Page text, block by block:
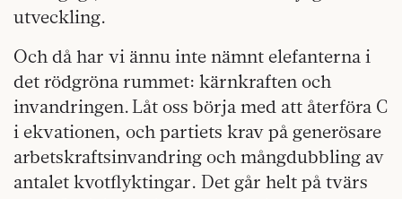
utveckling.
Och då har vi ännu inte nämnt elefanterna i
det rödgröna rummet: kärnkraften och
invandringen. Låt oss börja med att återföra C
i ekvationen, och partiets krav på generösare
arbetskraftsinvandring och mångdubbling av
antalet kvotflyktingar. Det går helt på tvärs